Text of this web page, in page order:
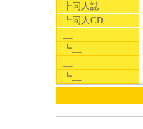
┣同人誌
┗同人CD
┗__
┗__